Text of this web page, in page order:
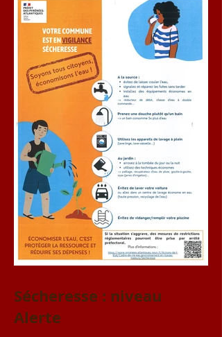
Sécheresse : niveau
Alerte